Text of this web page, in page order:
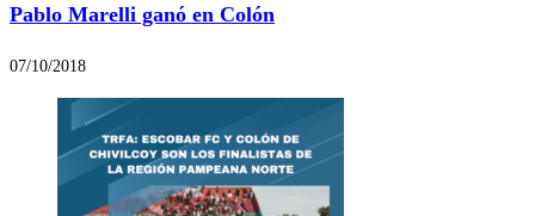
Pablo Marelli ganó en Colón
07/10/2018